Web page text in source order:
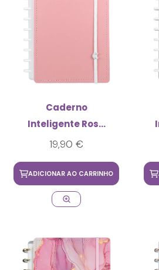
Caderno
Inteligente Rosa
Pastel Médio
19,90 €
ADICIONAR AO CARRINHO